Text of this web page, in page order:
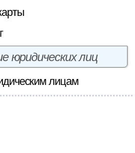
юридических лиц
лицам